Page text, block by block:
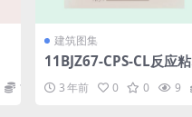
1.98
建筑图集
11BJZ67-CPS-CL反应粘
pdf3 年前 0 0 9